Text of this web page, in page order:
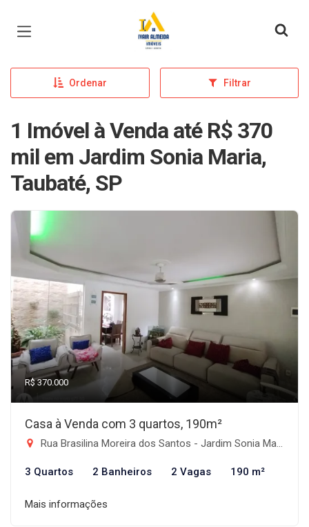
Página inicial
Ordenar Filtrar
1 Imóvel à Venda até R$ 370
mil em Jardim Sonia Maria,
Taubaté, SP
R$ 370.000
Casa à Venda com 3 quartos, 190m²
Rua Brasilina Moreira dos Santos - Jardim Sonia Maria, Taubaté-SP
3 Quartos 2 Banheiros 2 Vagas 190 m²
Mais informações